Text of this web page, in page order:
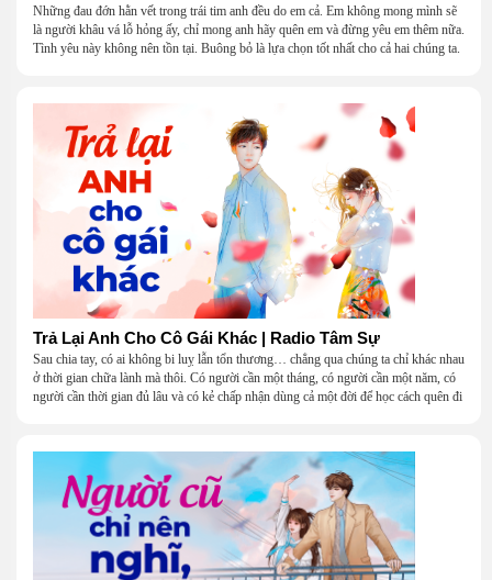
Những đau đớn hằn vết trong trái tim anh đều do em cả. Em không mong mình sẽ
là người khâu vá lỗ hỏng ấy, chỉ mong anh hãy quên em và đừng yêu em thêm nữa.
Tình yêu này không nên tồn tại. Buông bỏ là lựa chọn tốt nhất cho cả hai chúng ta.
Trả Lại Anh Cho Cô Gái Khác | Radio Tâm Sự
Sau chia tay, có ai không bi luỵ lẫn tổn thương… chẳng qua chúng ta chỉ khác nhau
ở thời gian chữa lành mà thôi. Có người cần một tháng, có người cần một năm, có
người cần thời gian đủ lâu và có kẻ chấp nhận dùng cả một đời để học cách quên đi